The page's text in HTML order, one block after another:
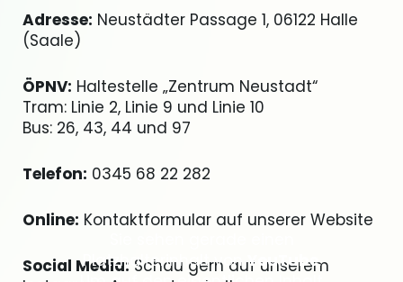
Adresse: Neustädter Passage 1, 06122 Halle
(Saale)
ÖPNV: Haltestelle „Zentrum Neustadt“
Tram: Linie 2, Linie 9 und Linie 10
Bus: 26, 43, 44 und 97
Telefon: 0345 68 22 282
Online: Kontaktformular auf unserer Website
Social Media: Schau gern auf unserem
Platzhalterinhalt vonYouTube.